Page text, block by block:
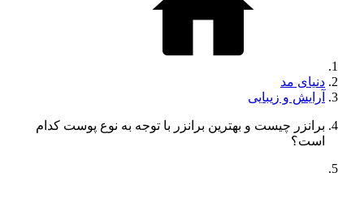
دنیای مد
آرایش و زیبایی
برانزر چیست و بهترین برانزر با توجه به نوع پوست کدام
است؟